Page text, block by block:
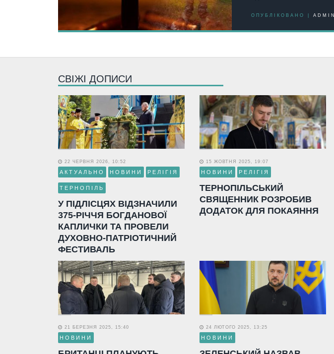
ОПУБЛІКОВАНО | ADMIN
СВІЖІ ДОПИСИ
22 ЧЕРВНЯ 2026, 10:52
АКТУАЛЬНО НОВИНИ РЕЛІГІЯ
ТЕРНОПІЛЬ
У ПІДЛІСЦЯХ ВІДЗНАЧИЛИ
375-РІЧЧЯ БОГДАНОВОЇ
КАПЛИЧКИ ТА ПРОВЕЛИ
ДУХОВНО-ПАТРІОТИЧНИЙ
ФЕСТИВАЛЬ
15 ЖОВТНЯ 2025, 19:07
НОВИНИ РЕЛІГІЯ
ТЕРНОПІЛЬСЬКИЙ
СВЯЩЕННИК РОЗРОБИВ
ДОДАТОК ДЛЯ ПОКАЯННЯ
21 БЕРЕЗНЯ 2025, 15:40
НОВИНИ
24 ЛЮТОГО 2025, 13:25
НОВИНИ